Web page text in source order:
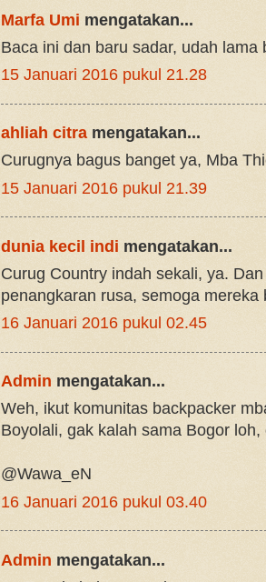
Marfa Umi mengatakan...
Baca ini dan baru sadar, udah lama
15 Januari 2016 pukul 21.28
ahliah citramengatakan...
Curugnya bagus banget ya, Mba
15 Januari 2016 pukul 21.39
dunia kecil indi mengatakan...
Curug Country indah sekali, ya.
penangkaran rusa, semoga mereka
16 Januari 2016 pukul 02.45
Admin mengatakan...
Weh, ikut komunitas backpacker
Boyolali, gak kalah sama Bogor
@Wawa_eN
16 Januari 2016 pukul 03.40
Admin mengatakan...